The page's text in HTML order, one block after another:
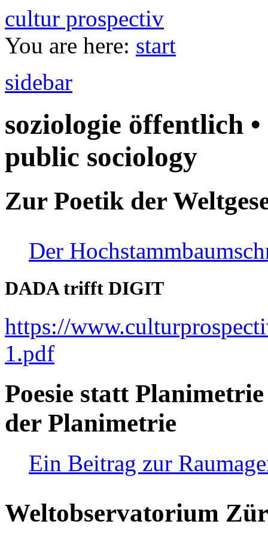
cultur prospectiv
You are here: start
sidebar
soziologie öffentlich
public sociology
Zur Poetik der
Der
DADA trifft DIGIT
https://
1.pdf
Poesie statt
der Planimetrie
Ein Beitrag zur
Weltobservatorium